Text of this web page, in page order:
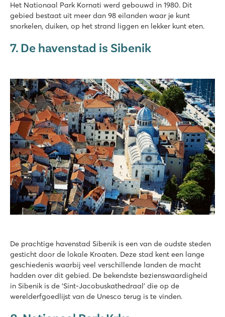
Het Nationaal Park Kornati werd gebouwd in 1980. Dit
gebied bestaat uit meer dan 98 eilanden waar je kunt
snorkelen, duiken, op het strand liggen en lekker kunt eten.
7. De havenstad is Sibenik
De prachtige havenstad Sibenik is een van de oudste steden
gesticht door de lokale Kroaten. Deze stad kent een lange
geschiedenis waarbij veel verschillende landen de macht
hadden over dit gebied. De bekendste bezienswaardigheid
in Sibenik is de ‘Sint-Jacobuskathedraal’ die op de
werelderfgoedlijst van de Unesco terug is te vinden.